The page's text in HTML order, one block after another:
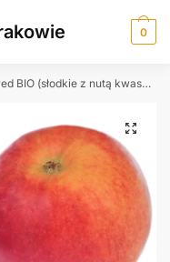
0
BIO (słodkie z nutą kwaskowości)